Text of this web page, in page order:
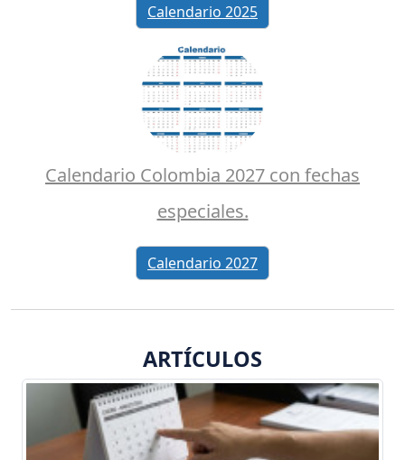
Calendario 2025
Calendario Colombia 2027 con fechas
especiales.
Calendario 2027
ARTÍCULOS